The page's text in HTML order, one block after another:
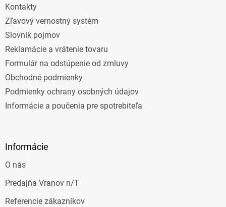
Kontakty
Zľavový vernostný systém
Slovník pojmov
Reklamácie a vrátenie tovaru
Formulár na odstúpenie od zmluvy
Obchodné podmienky
Podmienky ochrany osobných údajov
Informácie a poučenia pre spotrebiteľa
Informácie
O nás
Predajňa Vranov n/T
Referencie zákazníkov